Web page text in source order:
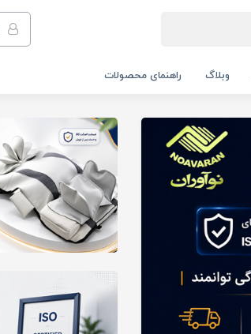
وبلاگ راهنمای محصولات